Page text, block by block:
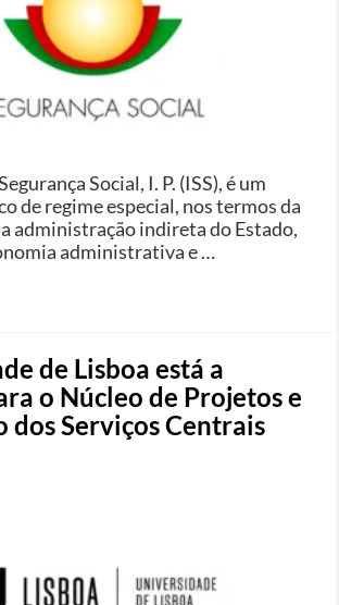
Social, I. P. (ISS), é um
de regime especial, nos termos da
administração indireta do Estado,
administrativa e …
de Lisboa está a
o Núcleo de Projetos e
dos Serviços Centrais